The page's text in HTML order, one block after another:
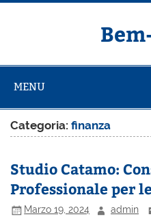
Salta
MENU
Categoria:finanza
Studio Catamo:
Professionale per
Marzo 19, 2024 admin